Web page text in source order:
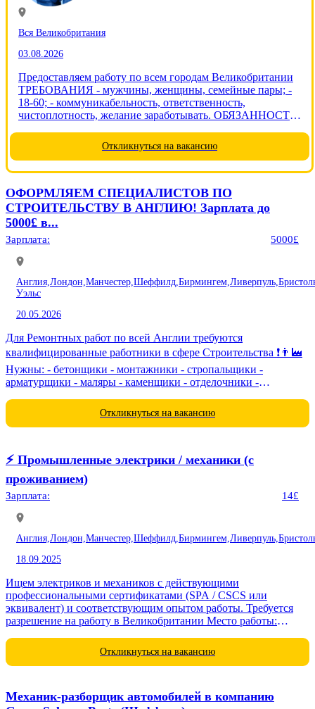
Вся Великобритания
03.08.2026
Предоставляем работу по всем городам Великобритании
ТРЕБОВАНИЯ - мужчины, женщины, семейные пары; -
18-60; - коммуникабельность, ответственность,
чистоплотность, желание заработывать. ОБЯЗАННОСТИ
договором - упаковка, сортировка, сканирование товара,
сбор урожая. Контроль...
Откликнуться на вакансию
ОФОРМЛЯЕМ СПЕЦИАЛИСТОВ ПО
СТРОИТЕЛЬСТВУ В АНГЛИЮ! Зарплата до
5000£ в...
Зарплата: 5000£
Англия, Лондон, Манчестер, Шеффилд, Бирмингем, Ливерпуль,
Уэльс
20.05.2026
Для Ремонтных работ по всей Англии требуются
квалифицированные работники в сфере Строительства ❗️👨‍🏭
Нужны: - бетонщики - монтажники - стропальщики -
арматурщики - маляры - каменщики - отделочники -
Откликнуться на вакансию
⚡️ Промышленные электрики / механики (с
проживанием)
Зарплата: 14£
Англия, Лондон, Манчестер, Шеффилд, Бирмингем, Ливерпуль,
18.09.2025
Ищем электриков и механиков с действующими
профессиональными сертификатами (SPA / CSCS или
эквивалент) и соответствующим опытом работы. Требуется
разрешение на работу в Великобритании Место работы:
Donington,...
Откликнуться на вакансию
Механик-разборщик автомобилей в компанию